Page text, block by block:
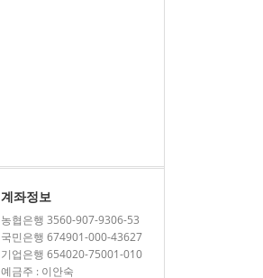
계좌정보
농협은행 3560-907-9306-53
국민은행 674901-000-43627
기업은행 654020-75001-010
예금주 : 이안숙